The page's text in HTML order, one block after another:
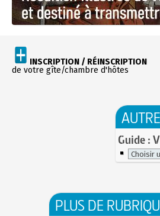
INSCRIPTION / RÉINSCRIPTION
de votre gîte/chambre d'hôtes
Guide :
PLUS DE